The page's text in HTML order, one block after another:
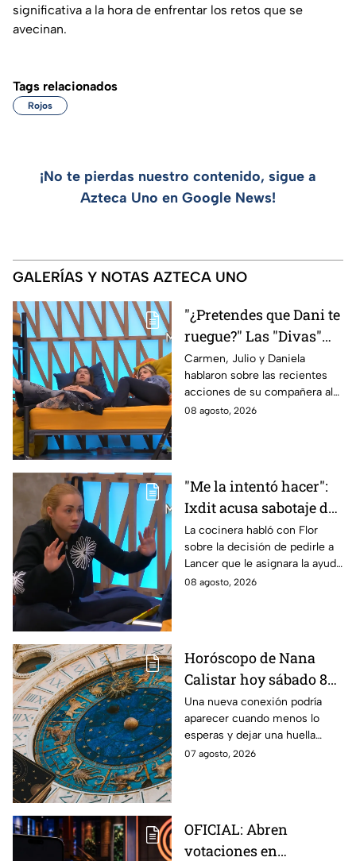
significativa a la hora de enfrentar los retos que se
avecinan.
Tags relacionados
Rojos
¡No te pierdas nuestro contenido, sigue a
Azteca Uno en Google News!
GALERÍAS Y NOTAS AZTECA UNO
"¿Pretendes que Dani te
ruegue?" Las "Divas"
lamentan el
comportamiento de
Michelle en MasterChef
24/7
Carmen, Julio y Daniela
hablaron sobre las recientes
acciones de su compañera al
interior del Mundo MasterChef
08 agosto, 2026
"Me la intentó hacer":
Ixdit acusa sabotaje de
Ramahá en la pasada
gala de salvación de
MasterChef 24/7
La cocinera habló con Flor
sobre la decisión de pedirle a
Lancer que le asignara la ayuda
de Ramahá y no la de Daniela
08 agosto, 2026
Horóscopo de Nana
Calistar hoy sábado 8
de agosto del 2026 para
cada signo; una
conexión inesperada
podría transformar tus
Una nueva conexión podría
aparecer cuando menos lo
esperas y dejar una huella
importante.
07 agosto, 2026
OFICIAL: Abren
votaciones en